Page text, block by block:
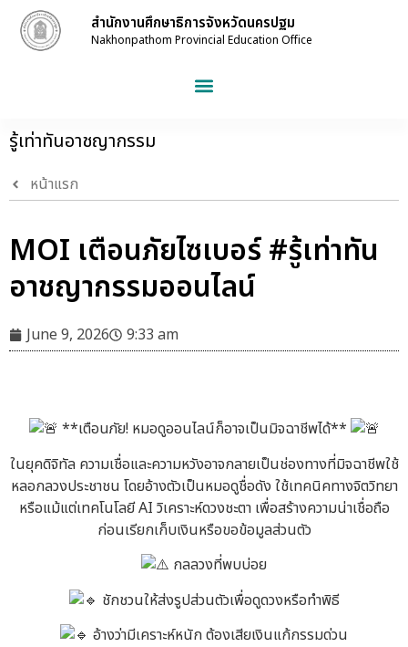
สำนักงานศึกษาธิการจังหวัดนครปฐม
Nakhonpathom Provincial Education Office
รู้เท่าทันอาชญากรรม
หน้าแรก
MOI เตือนภัยไซเบอร์ #รู้เท่าทัน
อาชญากรรมออนไลน์
June 9, 2026 9:33 am
**เตือนภัย! หมอดูออนไลน์ก็อาจเป็นมิจฉาชีพได้**
ในยุคดิจิทัล ความเชื่อและความหวังอาจกลายเป็นช่องทางที่มิจฉาชีพใช้
หลอกลวงประชาชน โดยอ้างตัวเป็นหมอดูชื่อดัง ใช้เทคนิคทางจิตวิทยา
หรือแม้แต่เทคโนโลยี AI วิเคราะห์ดวงชะตา เพื่อสร้างความน่าเชื่อถือ
ก่อนเรียกเก็บเงินหรือขอข้อมูลส่วนตัว
กลลวงที่พบบ่อย
ชักชวนให้ส่งรูปส่วนตัวเพื่อดูดวงหรือทำพิธี
อ้างว่ามีเคราะห์หนัก ต้องเสียเงินแก้กรรมด่วน